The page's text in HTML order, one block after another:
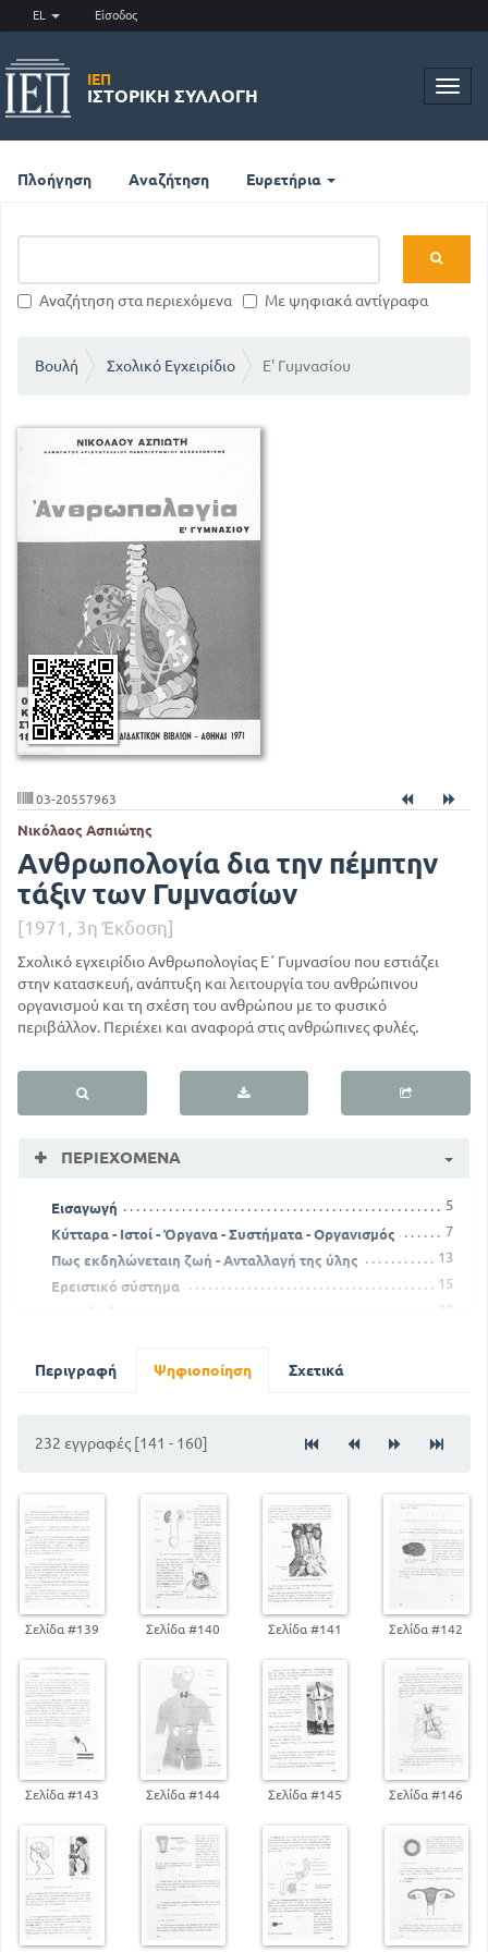
EL Είσοδος
ΙΕΠ
ΙΣΤΟΡΙΚΉ ΣΥΛΛΟΓΉ
Πλοήγηση Αναζήτηση Ευρετήρια
Αναζήτηση στα περιεχόμενα Με ψηφιακά αντίγραφα
Βουλή Σχολικό Εγχειρίδιο Ε' Γυμνασίου
03-20557963
Νικόλαος Ασπιώτης
Ανθρωπολογία δια την πέμπτην
τάξιν των Γυμνασίων
[1971, 3η Έκδοση]
Σχολικό εγχειρίδιο Ανθρωπολογίας Ε΄ Γυμνασίου που εστιάζει
στην κατασκευή, ανάπτυξη και λειτουργία του ανθρώπινου
οργανισμού και τη σχέση του ανθρώπου με το φυσικό
περιβάλλον. Περιέχει και αναφορά στις ανθρώπινες φυλές.
ΠΕΡΙΕΧΌΜΕΝΑ
Εισαγωγή
5
Κύτταρα - Ιστοί - Όργανα - Συστήματα - Οργανισμός
7
Πως εκδηλώνεταιη ζωή - Ανταλλαγή της ύλης
13
Ερειστικό σύστημα
15
Μυικό σύστημα
38
Απομύζηση
Κυκλοφορικό σύστημα
109
Ενδοκρινείς αδένες
143
Γεννητικό σύστημα
Νευρικό σύστημα
152
Αισθητήρια όργανα
170
Όραση
171
Ακοή
180
Γεύση
188
Καλυπτήριο σύστημα
190
Ενότης του ανθρώπινου οργανισμού
198
Ανθρωπομετρία
200
Οπρώτος άνθρωπος
206
Η εξέλιξη του ανθρώπου
Αλφαβητικό ευρετήριο
215
Περιγραφή Ψηφιοποίηση Σχετικά
232 εγγραφές [141 - 160]
Σελίδα #139 Σελίδα #140 Σελίδα #141 Σελίδα #142
Σελίδα #143 Σελίδα #144 Σελίδα #145 Σελίδα #146